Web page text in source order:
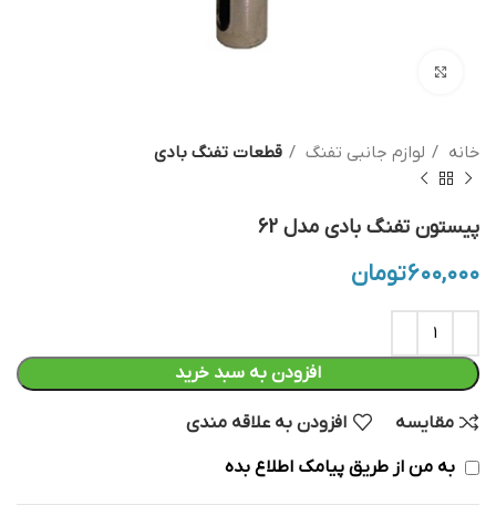
خانه لوازم جانبی تفنگ قطعات تفنگ بادی
پیستون تفنگ بادی مدل 62
۶۰۰,۰۰۰تومان
افزودن به سبد خرید
مقایسه افزودن به علاقه مندی
به من از طریق پیامک اطلاع بده